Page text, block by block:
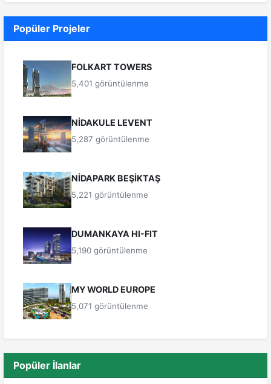
Popüler Projeler
FOLKART TOWERS
5,401 görüntülenme
NİDAKULE LEVENT
5,287 görüntülenme
NİDAPARK BEŞİKTAŞ
5,221 görüntülenme
DUMANKAYA HI-FIT
5,190 görüntülenme
MY WORLD EUROPE
5,071 görüntülenme
Popüler İlanlar